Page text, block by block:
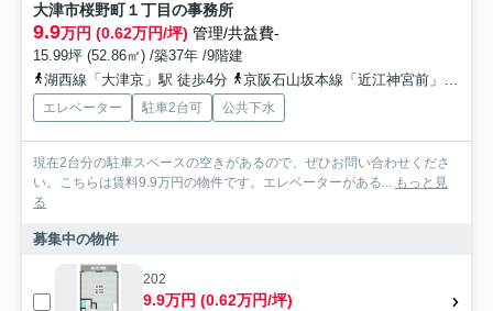
大津市桜野町１丁目の事務所
9.9万円 (0.62万円/坪) 管理/共益費-
15.99坪 (52.86㎡) /築37年 /9階建
湖西線「大津京」駅 徒歩4分
京阪石山坂本線「近江神宮前」駅 徒歩3分
エレベーター 駐車2台可 公共下水
現在2台分の駐車スペースの空きがあるので、ぜひお問い合わせくださ
い。こちらは賃料9.9万円の物件です。エレベーターがある... もっと見
る
募集中の物件
202
9.9万円 (0.62万円/坪)